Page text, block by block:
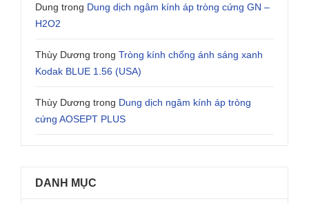
Dung trong Dung dịch ngâm kính áp tròng cứng GN –
H2O2
Thùy Dương trong Tròng kính chống ánh sáng xanh
Kodak BLUE 1.56 (USA)
Thùy Dương trong Dung dịch ngâm kính áp tròng
cứng AOSEPT PLUS
DANH MỤC